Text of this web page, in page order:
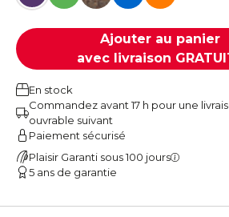
Ajouter au panier
avec livraison
En stock
Commandez avant 17 h pour une
ouvrable suivant
Paiement sécurisé
Plaisir Garanti sous 100 jours
5 ans de garantie